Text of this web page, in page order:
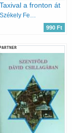
Taxival a fronton át
990 Ft
PARTNER